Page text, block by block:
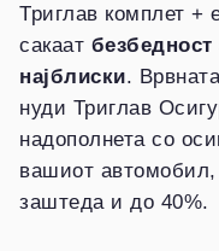
Триглав комплет +
сакаат безбедност
најблиски.
нуди Триглав
надополнета со
вашиот
заштеда и до 40%.